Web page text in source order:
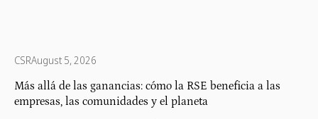
CSRAugust 5, 2026
Más allá de las ganancias: cómo la RSE beneficia a las
empresas, las comunidades y el planeta